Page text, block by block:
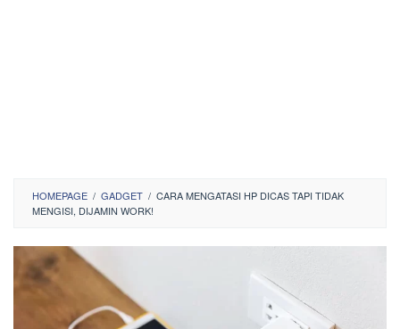
HOMEPAGE / GADGET / CARA MENGATASI HP DICAS TAPI TIDAK
MENGISI, DIJAMIN WORK!